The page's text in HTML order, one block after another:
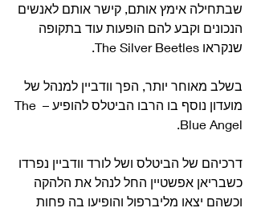
שבתחילה אימץ אותם, קישר אותם לאנשים
הנכונים וקבע להם הופעות עוד בתקופה
שנקראו The Silver Beetles.
בשלב מאוחר יותר, הפך וודביין למנהל של
מועדון נוסף בו הרבו הביטלס להופיע – The
Blue Angel.
דרכיהם של הביטלס ושל לורד וודביין נפרדו
כשבריאן אפשטיין החל לנהל את הלהקה
וכשהם יצאו מליברפול והופיעו בה פחות